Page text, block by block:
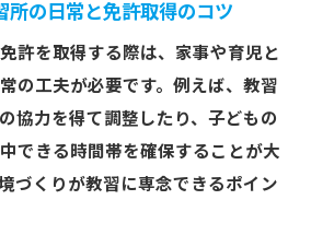
所の日常と免許取得のコツ
許を取得する際は、家事や育児と
の工夫が必要です。例えば、教習
協力を得て調整したり、子どもの
できる時間帯を確保することが大
づくりが教習に専念できるポイン